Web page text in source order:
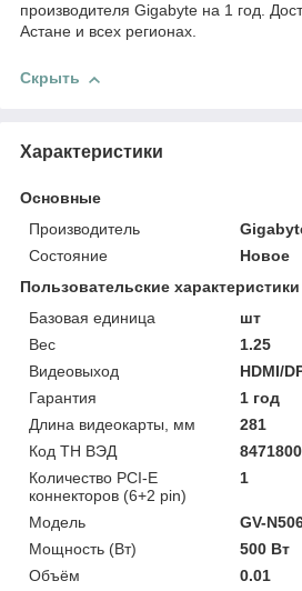
производителя Gigabyte на 1 год.
Астане и всех регионах.
Скрыть
Характеристики
Основные
Производитель
Состояние
Новое
Пользовательские характеристики
Базовая единица
шт
Вес
1.25
Видеовыход
HDMI/
Гарантия
1 год
Длина видеокарты, мм
281
Код ТН ВЭД
Количество PCI-E
коннекторов (6+2 pin)
1
Модель
GV-
Мощность (Bт)
500 Вт
Объём
0.01